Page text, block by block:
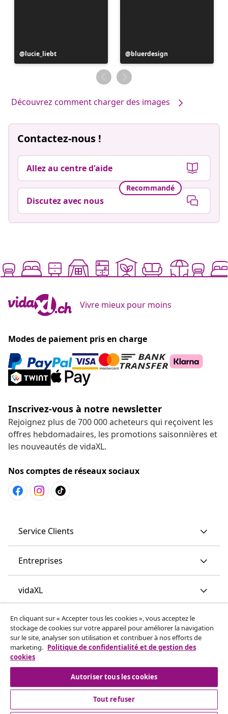
Publication
publiée
lucie_liebt
Publication
publiée
par
bluerdesign
Découvrez comment charger des images
Contactez-nous !
Allez au centre d'aide
Recommandé
Discutez avec nous
Vivre mieux pour moins
Modes de paiement pris en charge
Inscrivez-vous à notre newsletter
Rejoignez plus de 700 000 acheteurs qui reçoivent les
offres hebdomadaires, les promotions saisonnières et
les nouveautés de vidaXL.
Nos comptes de réseaux sociaux
Service Clients
Entreprises
vidaXL
More content links
© 2008-2026 www.vidaxl.ch est un site web de TM
En cliquant sur « Accepter tous les cookies », vous acceptez le
stockage de cookies sur votre appareil pour améliorer la navigation
sur le site, analyser son utilisation et contribuer à nos efforts de
marketing. Politique de confidentialité et de gestion des
cookies
Autoriser tous les cookies
Tout refuser